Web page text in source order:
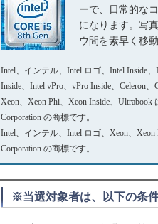
ーで、日常的な
になります。写
ウ間を素早く移
Intel、インテル、Intel ロゴ、Intel Inside、
Inside、Intel vPro、vPro Inside、Celeron、
Xeon、Xeon Phi、Xeon Inside、
Corporation の商標です。
Intel、インテル、Intel ロゴ、Xeon、
Corporation の商標です。
※当選対象者は、以下の条